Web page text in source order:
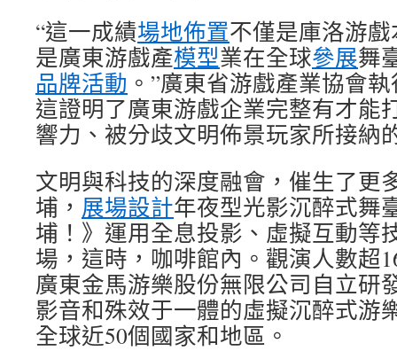
“這一成績場地佈置不僅是庫洛游
是廣東游戲產模型業在全球參展舞
品牌活動 。”廣東省游戲產業協會
這證明了廣東游戲企業完整有才能
響力、被分歧文明佈景玩家所接納
文明與科技的深度融會，催生了更
埔， 展場設計年夜型光影沉醉式舞
埔！》運用全息投影、虛擬互動等
場，這時，咖啡館內。觀演人數超
廣東金馬游樂股份無限公司自立研
影音和殊效于一體的虛擬沉醉式游
全球近50個國家和地區。